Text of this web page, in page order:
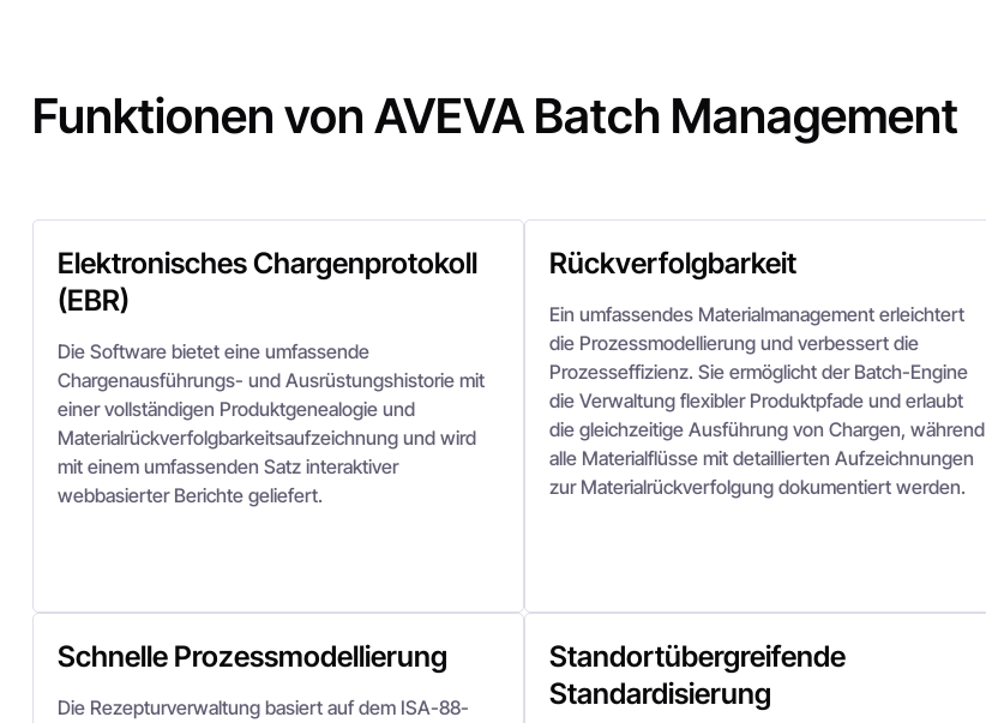
Funktionen von AVEVA Batch Management
Elektronisches Chargenprotokoll
(EBR)
Die Software bietet eine umfassende
Chargenausführungs- und Ausrüstungshistorie mit
einer vollständigen Produktgenealogie und
Materialrückverfolgbarkeitsaufzeichnung und wird
mit einem umfassenden Satz interaktiver
webbasierter Berichte geliefert.
Rückverfolgbarkeit
Ein umfassendes Materialmanagement erleichtert
die Prozessmodellierung und verbessert die
Prozesseffizienz. Sie ermöglicht der Batch-Engine
die Verwaltung flexibler Produktpfade und erlaubt
die gleichzeitige Ausführung von Chargen, während
alle Materialflüsse mit detaillierten Aufzeichnungen
zur Materialrückverfolgung dokumentiert werden.
Schnelle Prozessmodellierung
Die Rezepturverwaltung basiert auf dem ISA-88-
Standortübergreifende
Standardisierung